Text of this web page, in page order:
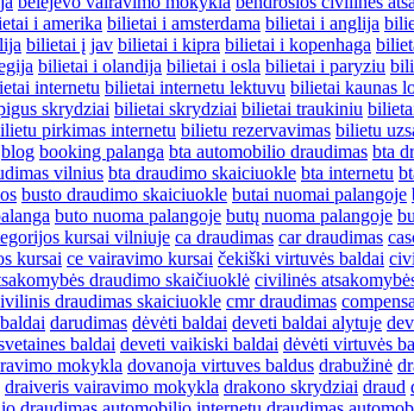
i amerika bilietai i amsterdama bilietai i anglija
bilietai į jav bilietai i kipra bilietai i kopenhaga
bilietai i olandija bilietai i osla bilietai i paryziu
internetu bilietai internetu lektuvu bilietai kaunas
skrydziai bilietai skrydziai bilietai traukiniu
pirkimas internetu bilietu rezervavimas bilietu
blog booking palanga bta automobilio draudimas bta
vilnius bta draudimo skaiciuokle bta internetu
busto draudimo skaiciuokle butai nuomai palangoje
buto nuoma palangoje butų nuoma palangoje
kursai vilniuje ca draudimas car draudimas
kursai ce vairavimo kursai čekiški virtuvės baldai
draudimo skaičiuoklė civilinės
draudimas skaiciuokle cmr draudimas
darudimas dėvėti baldai deveti baldai alytuje
baldai deveti vaikiski baldai dėvėti virtuvės
mokykla dovanoja virtuves baldus drabužinė
draiveris vairavimo mokykla drakono skrydziai draud